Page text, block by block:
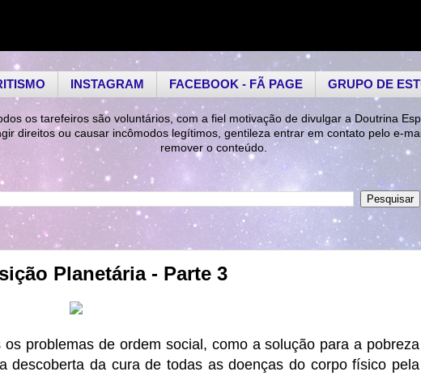
INSTAGRAM FACEBOOK - FÃ PAGE GRUPO DE
os tarefeiros são voluntários, com a fiel motivação de divulgar a Doutrina
direitos ou causar incômodos legítimos, gentileza entrar em contato pelo e-
remover o conteúdo.
Planetária - Parte 3
problemas de ordem social, como a solução para a pobreza
descoberta da cura de todas as doenças do corpo físico pela